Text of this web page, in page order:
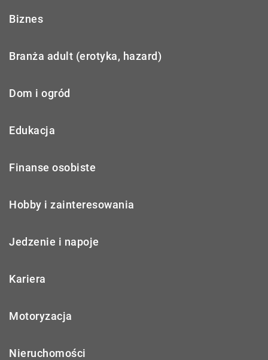
Biznes
Branża adult (erotyka, hazard)
Dom i ogród
Edukacja
Finanse osobiste
Hobby i zainteresowania
Jedzenie i napoje
Kariera
Motoryzacja
Nieruchomości